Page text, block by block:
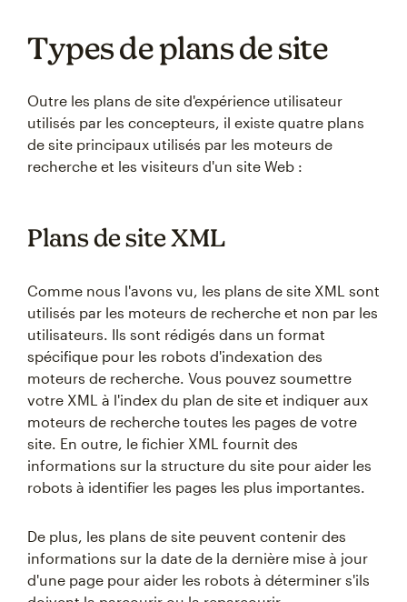
Types de plans de site
Outre les plans de site d'expérience utilisateur
utilisés par les concepteurs, il existe quatre plans
de site principaux utilisés par les moteurs de
recherche et les visiteurs d'un site Web :
Plans de site XML
Comme nous l'avons vu, les plans de site XML sont
utilisés par les moteurs de recherche et non par les
utilisateurs. Ils sont rédigés dans un format
spécifique pour les robots d'indexation des
moteurs de recherche. Vous pouvez soumettre
votre XML à l'index du plan de site et indiquer aux
moteurs de recherche toutes les pages de votre
site. En outre, le fichier XML fournit des
informations sur la structure du site pour aider les
robots à identifier les pages les plus importantes.
De plus, les plans de site peuvent contenir des
informations sur la date de la dernière mise à jour
d'une page pour aider les robots à déterminer s'ils